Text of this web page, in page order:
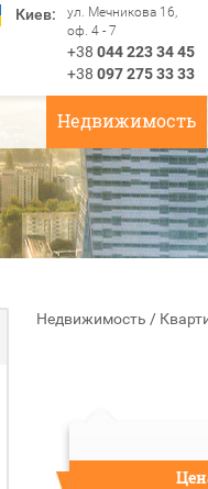
Киев:
ул. Мечникова 16,
оф. 4 - 7
+38 044 223 34 45
+38 097 275 33 33
Недвижимость
Недвижимость /